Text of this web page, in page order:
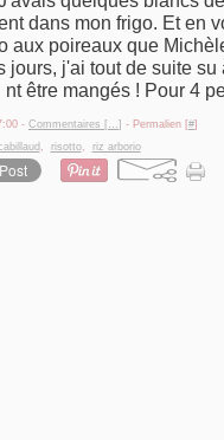
dans mon frigo. Et en
aux poireaux que
jours, j'ai tout de suite
nt être mangés ! Pour 4
- Commentaires [ …] - Permalien [#]
, risotto, riz arborio